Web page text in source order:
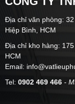
Địa chỉ văn phòng:
Hiệp Bình, HCM
Địa chỉ kho hàng:
HCM
Email:
Tel: 0902 469 466 -